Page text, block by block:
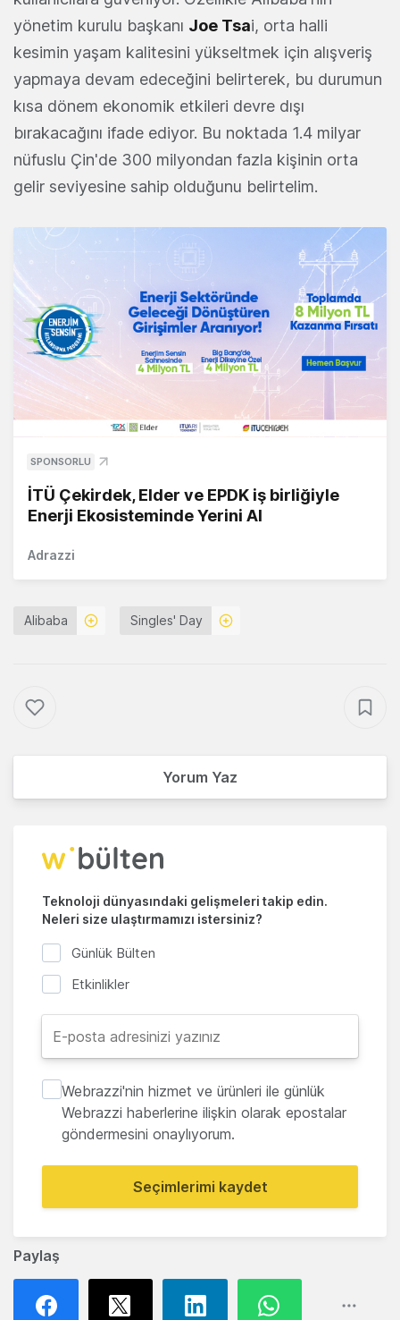
Paylaş
yönetim kurulu başkanı Joe Tsai, orta halli
kesimin yaşam kalitesini yükseltmek için alışveriş
yapmaya devam edeceğini belirterek, bu durumun
kısa dönem ekonomik etkileri devre dışı
bırakacağını ifade ediyor. Bu noktada 1.4 milyar
nüfuslu Çin'de 300 milyondan fazla kişinin orta
gelir seviyesine sahip olduğunu belirtelim.
SPONSORLU
İTÜ Çekirdek, Elder ve EPDK iş birliğiyle
Enerji Ekosisteminde Yerini Al
Adrazzi
Alibaba Singles' Day
Yorum Yaz
Teknoloji dünyasındaki gelişmeleri takip edin.
Neleri size ulaştırmamızı istersiniz?
Günlük Bülten
Etkinlikler
Webrazzi'nin hizmet ve ürünleri ile günlük
Webrazzi haberlerine ilişkin olarak epostalar
göndermesini onaylıyorum.
Seçimlerimi kaydet